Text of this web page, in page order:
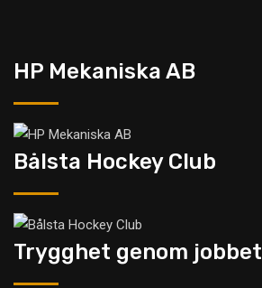
HP Mekaniska AB
Bålsta Hockey Club
Trygghet genom jobbet